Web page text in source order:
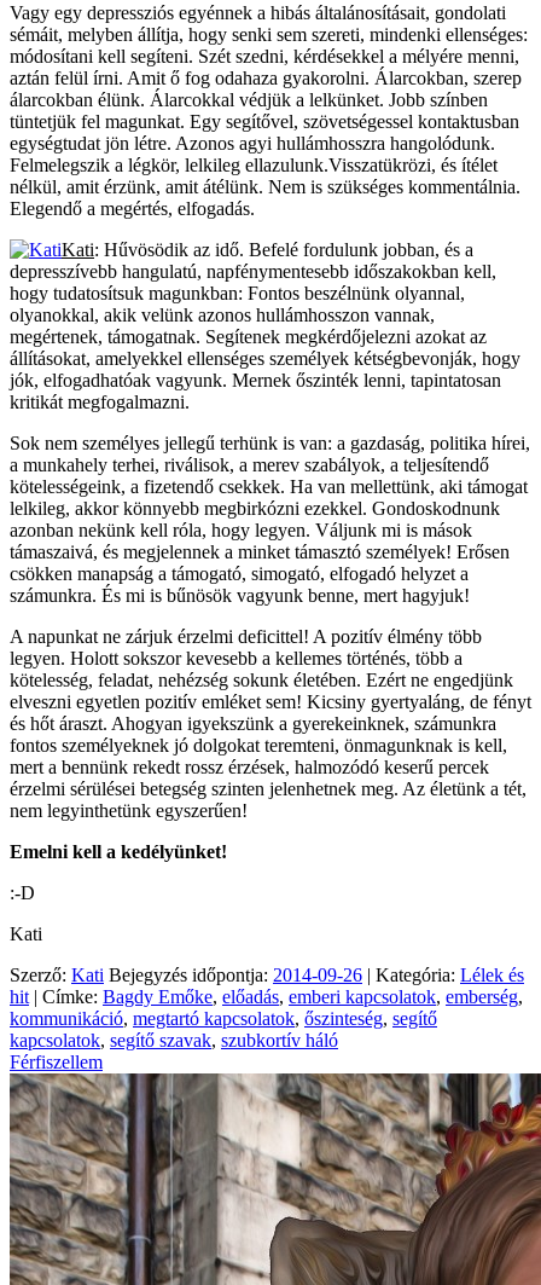
Vagy egy depressziós egyénnek a hibás általánosításait, gondolati
sémáit, melyben állítja, hogy senki sem szereti, mindenki ellenséges:
módosítani kell segíteni. Szét szedni, kérdésekkel a mélyére menni,
aztán felül írni. Amit ő fog odahaza gyakorolni. Álarcokban, szerep
álarcokban élünk. Álarcokkal védjük a lelkünket. Jobb színben
tüntetjük fel magunkat. Egy segítővel, szövetségessel kontaktusban
egységtudat jön létre. Azonos agyi hullámhosszra hangolódunk.
Felmelegszik a légkör, lelkileg ellazulunk.Visszatükrözi, és ítélet
nélkül, amit érzünk, amit átélünk. Nem is szükséges kommentálnia.
Elegendő a megértés, elfogadás.
Kati: Hűvösödik az idő. Befelé fordulunk jobban, és a
depresszívebb hangulatú, napfénymentesebb időszakokban kell,
hogy tudatosítsuk magunkban: Fontos beszélnünk olyannal,
olyanokkal, akik velünk azonos hullámhosszon vannak,
megértenek, támogatnak. Segítenek megkérdőjelezni azokat az
állításokat, amelyekkel ellenséges személyek kétségbevonják, hogy
jók, elfogadhatóak vagyunk. Mernek őszinték lenni, tapintatosan
kritikát megfogalmazni.
Sok nem személyes jellegű terhünk is van: a gazdaság, politika hírei,
a munkahely terhei, riválisok, a merev szabályok, a teljesítendő
kötelességeink, a fizetendő csekkek. Ha van mellettünk, aki támogat
lelkileg, akkor könnyebb megbirkózni ezekkel. Gondoskodnunk
azonban nekünk kell róla, hogy legyen. Váljunk mi is mások
támaszaivá, és megjelennek a minket támasztó személyek! Erősen
csökken manapság a támogató, simogató, elfogadó helyzet a
számunkra. És mi is bűnösök vagyunk benne, mert hagyjuk!
A napunkat ne zárjuk érzelmi deficittel! A pozitív élmény több
legyen. Holott sokszor kevesebb a kellemes történés, több a
kötelesség, feladat, nehézség sokunk életében. Ezért ne engedjünk
elveszni egyetlen pozitív emléket sem! Kicsiny gyertyaláng, de fényt
és hőt áraszt. Ahogyan igyekszünk a gyerekeinknek, számunkra
fontos személyeknek jó dolgokat teremteni, önmagunknak is kell,
mert a bennünk rekedt rossz érzések, halmozódó keserű percek
érzelmi sérülései betegség szinten jelenhetnek meg. Az életünk a tét,
nem legyinthetünk egyszerűen!
Emelni kell a kedélyünket!
:-D
Kati
Szerző: Kati Bejegyzés időpontja: 2014-09-26 | Kategória: Lélek és
hit | Címke: Bagdy Emőke, előadás, emberi kapcsolatok, emberség,
kommunikáció, megtartó kapcsolatok, őszinteség, segítő
kapcsolatok, segítő szavak, szubkortív háló
Férfiszellem